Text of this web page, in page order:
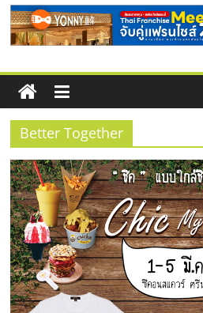
สัมมนาลงทุน แฟรน
ThaiFranchise
ไชส์ ครั้งที่ 8
รวม
ข้อมูล
ธุรกิจ
SME
แห่ง
ประเทศไท
Better Together